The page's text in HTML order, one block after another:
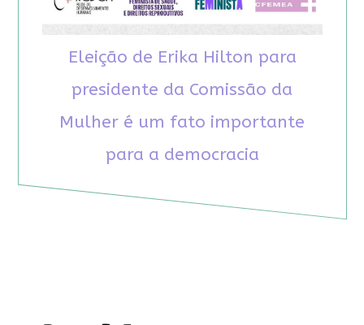
Eleição de Erika Hilton para
presidente da Comissão da
Mulher é um fato importante
para a democracia